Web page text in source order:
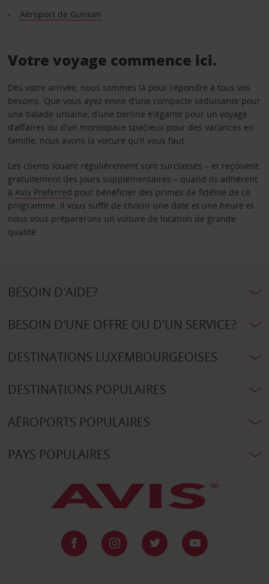
Aéroport de Gunsan
Votre voyage commence ici.
Dès votre arrivée, nous sommes là pour répondre à tous vos
besoins. Que vous ayez envie d’une compacte séduisante pour
une balade urbaine, d’une berline élégante pour un voyage
d’affaires ou d’un monospace spacieux pour des vacances en
famille, nous avons la voiture qu’il vous faut.
Les clients louant régulièrement sont surclassés – et reçoivent
gratuitement des jours supplémentaires – quand ils adhèrent
à Avis Preferred pour bénéficier des primes de fidélité de ce
programme. Il vous suffit de choisir une date et une heure et
nous vous préparerons un voiture de location de grande
qualité.
BESOIN D'AIDE?
BESOIN D'UNE OFFRE OU D'UN SERVICE?
DESTINATIONS LUXEMBOURGEOISES
DESTINATIONS POPULAIRES
AÉROPORTS POPULAIRES
PAYS POPULAIRES